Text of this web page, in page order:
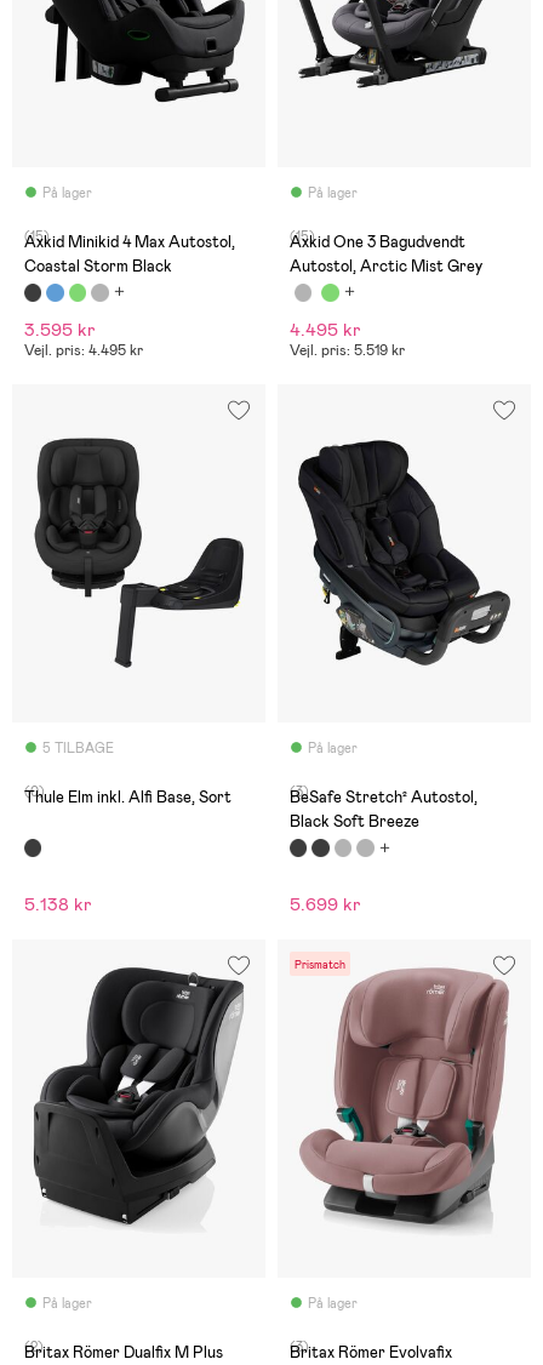
På lager
(15)
Axkid Minikid 4 Max Autostol,
Coastal Storm Black
3.595 kr
Vejl. pris: 4.495 kr
På lager
(15)
Axkid One 3 Bagudvendt
Autostol, Arctic Mist Grey
4.495 kr
Vejl. pris: 5.519 kr
5 TILBAGE
(0)
Thule Elm inkl. Alfi Base, Sort
5.138 kr
På lager
(3)
BeSafe Stretch² Autostol,
Black Soft Breeze
5.699 kr
På lager
(2)
Britax Römer Dualfix M Plus
Prismatch
På lager
(3)
Britax Römer Evolvafix